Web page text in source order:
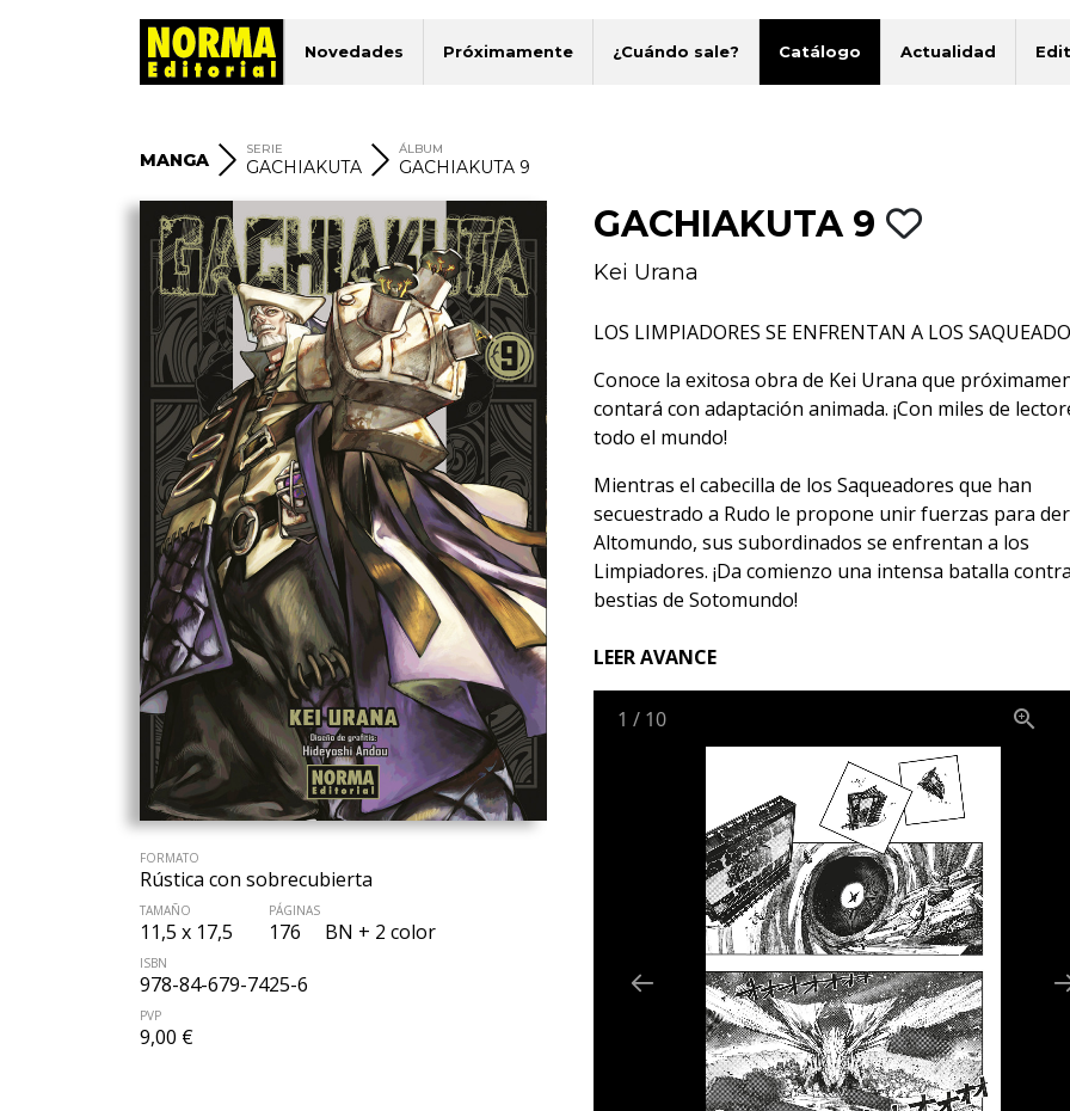
Novedades Próximamente ¿Cuándo sale? Catálogo Actualidad
MANGA
SERIE
GACHIAKUTA
ÁLBUM
GACHIAKUTA 9
FORMATO
Rústica con sobrecubierta
TAMAÑO
11,5 x 17,5
PÁGINAS
176 BN + 2 color
ISBN
978-84-679-7425-6
PVP
9,00 €
GACHIAKUTA 9
Kei Urana
LOS LIMPIADORES SE ENFRENTAN A LOS
Conoce la exitosa obra de Kei Urana que
contará con adaptación animada. ¡Con miles de
todo el mundo!
Mientras el cabecilla de los Saqueadores que han
secuestrado a Rudo le propone unir fuerzas para
Altomundo, sus subordinados se enfrentan a los
Limpiadores. ¡Da comienzo una intensa batalla
bestias de Sotomundo!
LEER AVANCE
1 / 10